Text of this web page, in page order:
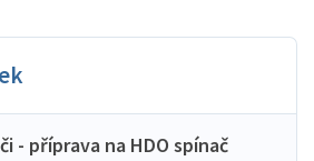
- příprava na HDO spínač